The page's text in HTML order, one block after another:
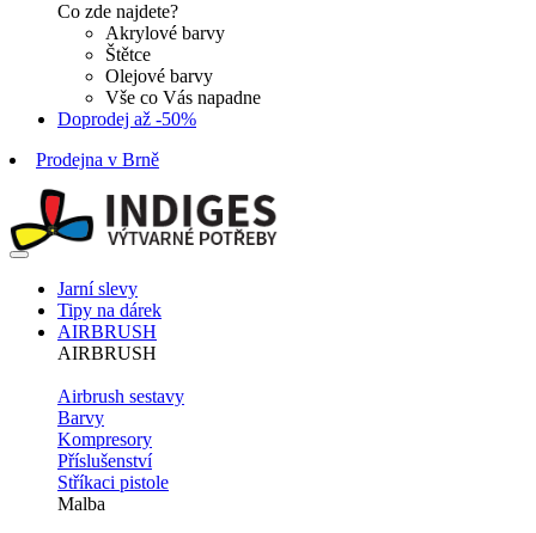
Co zde najdete?
Akrylové barvy
Štětce
Olejové barvy
Vše co Vás napadne
Doprodej až -50%
Prodejna v Brně
Jarní slevy
Tipy na dárek
AIRBRUSH
AIRBRUSH
Airbrush sestavy
Barvy
Kompresory
Příslušenství
Stříkaci pistole
Malba